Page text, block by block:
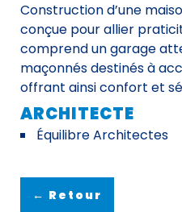
Construction d’une
conçue pour allier
comprend un garage
maçonnés destinés à
offrant ainsi confort et
ARCHITECTE
Équilibre Architectes
← Retour